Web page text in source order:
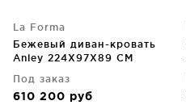
La Forma
Бежевый диван-кровать
Anley 224X97X89 CM
Под заказ
610 200 руб